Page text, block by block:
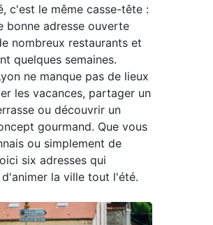
c'est le même casse-tête :
bonne adresse ouverte
nombreux restaurants et
quelques semaines.
ne manque pas de lieux
les vacances, partager un
ou découvrir un
gourmand. Que vous
ou simplement de
six adresses qui
la ville tout l'été.